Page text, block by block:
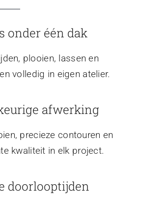
onder één dak
plooien, lassen en
volledig in eigen atelier.
afwerking
precieze contouren en
kwaliteit in elk project.
doorlooptijden